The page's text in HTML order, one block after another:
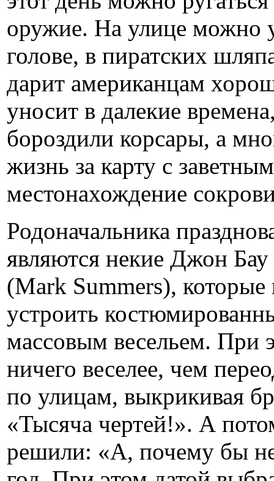
оружие. На улице можно
голове, в пиратских
дарит американцам
уносит в далекие
бороздили корсары, а
жизнь за карту с
местонахождение
Родоначальника
являются некие Джон
(Mark Summers),
устроить
массовым весельем. При
ничего веселее, чем
по улицам, выкрикивая
«Тысяча чертей!». А
решили: «А, почему бы